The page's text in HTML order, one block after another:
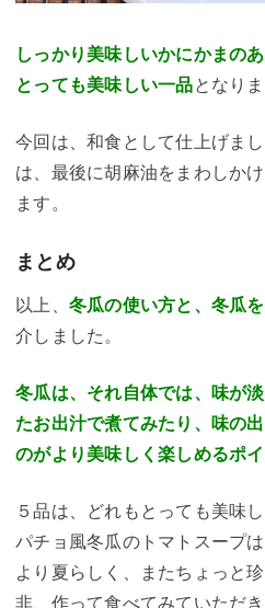
しっかり美味しいかにかまの
とっても美味しい一品となりま
今回は、和食として仕上げまし
は、最後に胡麻油をまわしか
ます。
まとめ
以上、 冬瓜の使い方と、冬瓜
介しました。
冬瓜は、それ自体では、味が
たお出汁で煮てみたり、味の
のがより美味しく楽しめるポ
５品は、どれもとっても美味
パチョ風冬瓜のトマトスープ
より夏らしく、またちょっと
非、作って食べてみていただき